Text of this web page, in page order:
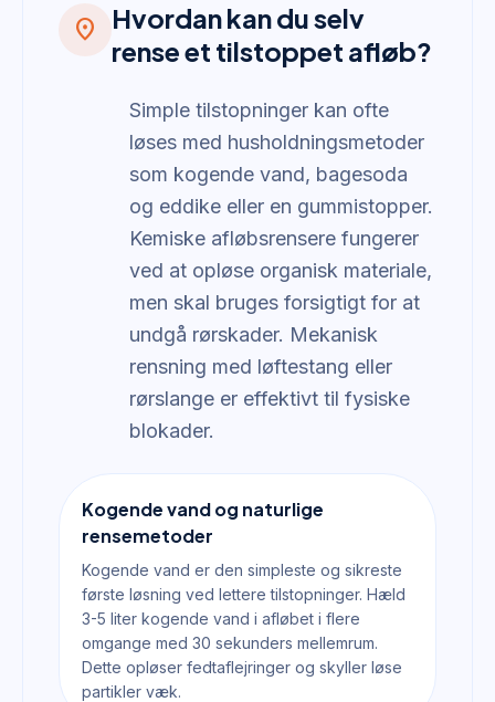
location_on
Hvordan kan du selv
rense et tilstoppet afløb?
Simple tilstopninger kan ofte
løses med husholdningsmetoder
som kogende vand, bagesoda
og eddike eller en gummistopper.
Kemiske afløbsrensere fungerer
ved at opløse organisk materiale,
men skal bruges forsigtigt for at
undgå rørskader. Mekanisk
rensning med løftestang eller
rørslange er effektivt til fysiske
blokader.
Kogende vand og naturlige
rensemetoder
Kogende vand er den simpleste og sikreste
første løsning ved lettere tilstopninger. Hæld
3-5 liter kogende vand i afløbet i flere
omgange med 30 sekunders mellemrum.
Dette opløser fedtaflejringer og skyller løse
partikler væk.